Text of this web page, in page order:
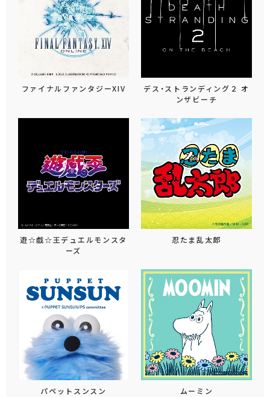
ファイナルファンタジーXIV
デス・ストランディング２ オ
ンザビーチ
遊☆戯☆王デュエルモンスタ
ーズ
忍たま乱太郎
パペットスンスン ムーミン